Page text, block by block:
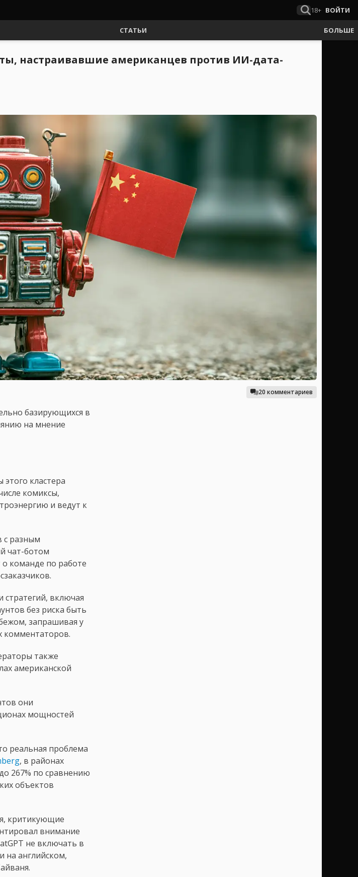
18+ ВОЙТИ
СТАТЬИ БОЛЬШЕ
настраивавшие американцев против ИИ-дата-
20 комментариев
базирующихся в
на мнение
кластера
комиксы,
и ведут к
с разным
чат-ботом
команде по работе
стратегий, включая
без риска быть
запрашивая у
комментаторов.
также
американской
они
мощностей
реальная проблема
, в районах
267% по сравнению
объектов
критикующие
внимание
не включать в
на английском,